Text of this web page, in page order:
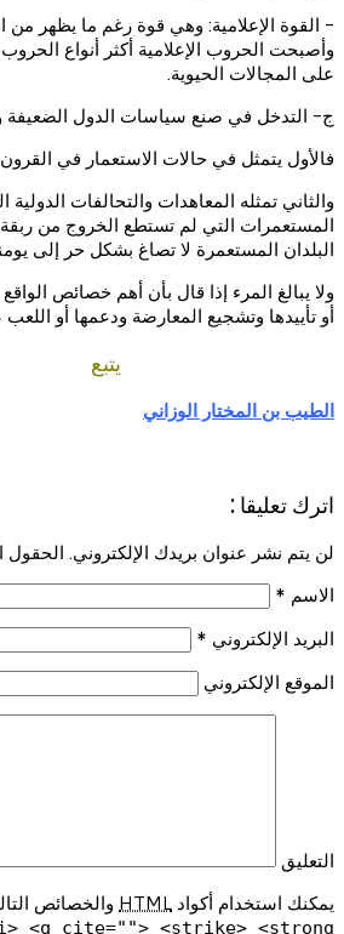
- القوة الإعلامية: وهي قوة رغم ما يظهر من
وأصبحت الحروب الإعلامية أكثر أنواع
على المجالات الحيوية.
ج- التدخل في صنع سياسات الدول الضعيفة
فالأول يتمثل في حالات الاستعمار في
والثاني تمثله المعاهدات والتحالفات
المستعمرات التي لم تستطع الخروج من ربقة
البلدان المستعمرة لا تصاغ بشكل حر إلى
ولا يبالغ المرء إذا قال بأن أهم خصائص
أو تأييدها وتشجيع المعارضة ودعمها أو
يتبع
الطيب بن المختار الوزاني
اترك تعليقا :
لن يتم نشر عنوان بريدك الإلكتروني. الحقول
الاسم *
البريد الإلكتروني *
الموقع الإلكتروني
التعليق
يمكنك استخدام أكواد HTML والخصائص
<q cite=""> <strike> <strong>